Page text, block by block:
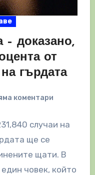
доказано,
от
гърдата
коментари
случаи на
ще се
щати. В
човек, който